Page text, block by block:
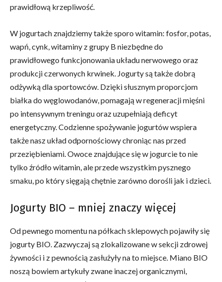
prawidłową krzepliwość.
W jogurtach znajdziemy także sporo witamin: fosfor, potas,
wapń, cynk, witaminy z grupy B niezbędne do
prawidłowego funkcjonowania układu nerwowego oraz
produkcji czerwonych krwinek. Jogurty są także dobrą
odżywką dla sportowców. Dzięki słusznym proporcjom
białka do węglowodanów, pomagają w regeneracji mięśni
po intensywnym treningu oraz uzupełniają deficyt
energetyczny. Codzienne spożywanie jogurtów wspiera
także nasz układ odpornościowy chroniąc nas przed
przeziębieniami. Owoce znajdujące się w jogurcie to nie
tylko źródło witamin, ale przede wszystkim pysznego
smaku, po który sięgają chętnie zarówno dorośli jak i dzieci.
Jogurty BIO – mniej znaczy więcej
Od pewnego momentu na półkach sklepowych pojawiły się
jogurty BIO. Zazwyczaj są zlokalizowane w sekcji zdrowej
żywności i z pewnością zasłużyły na to miejsce. Miano BIO
noszą bowiem artykuły zwane inaczej organicznymi,